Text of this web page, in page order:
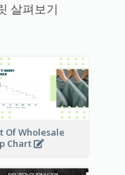
살펴보기
Of Wholesale
Chart